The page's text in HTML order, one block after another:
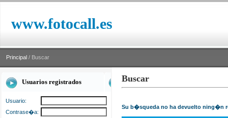
www.fotocall.es
Principal / Buscar
Usuarios registrados
Usuario:
Contrase�a:
Buscar
Su b�squeda no ha devuelto ning�n